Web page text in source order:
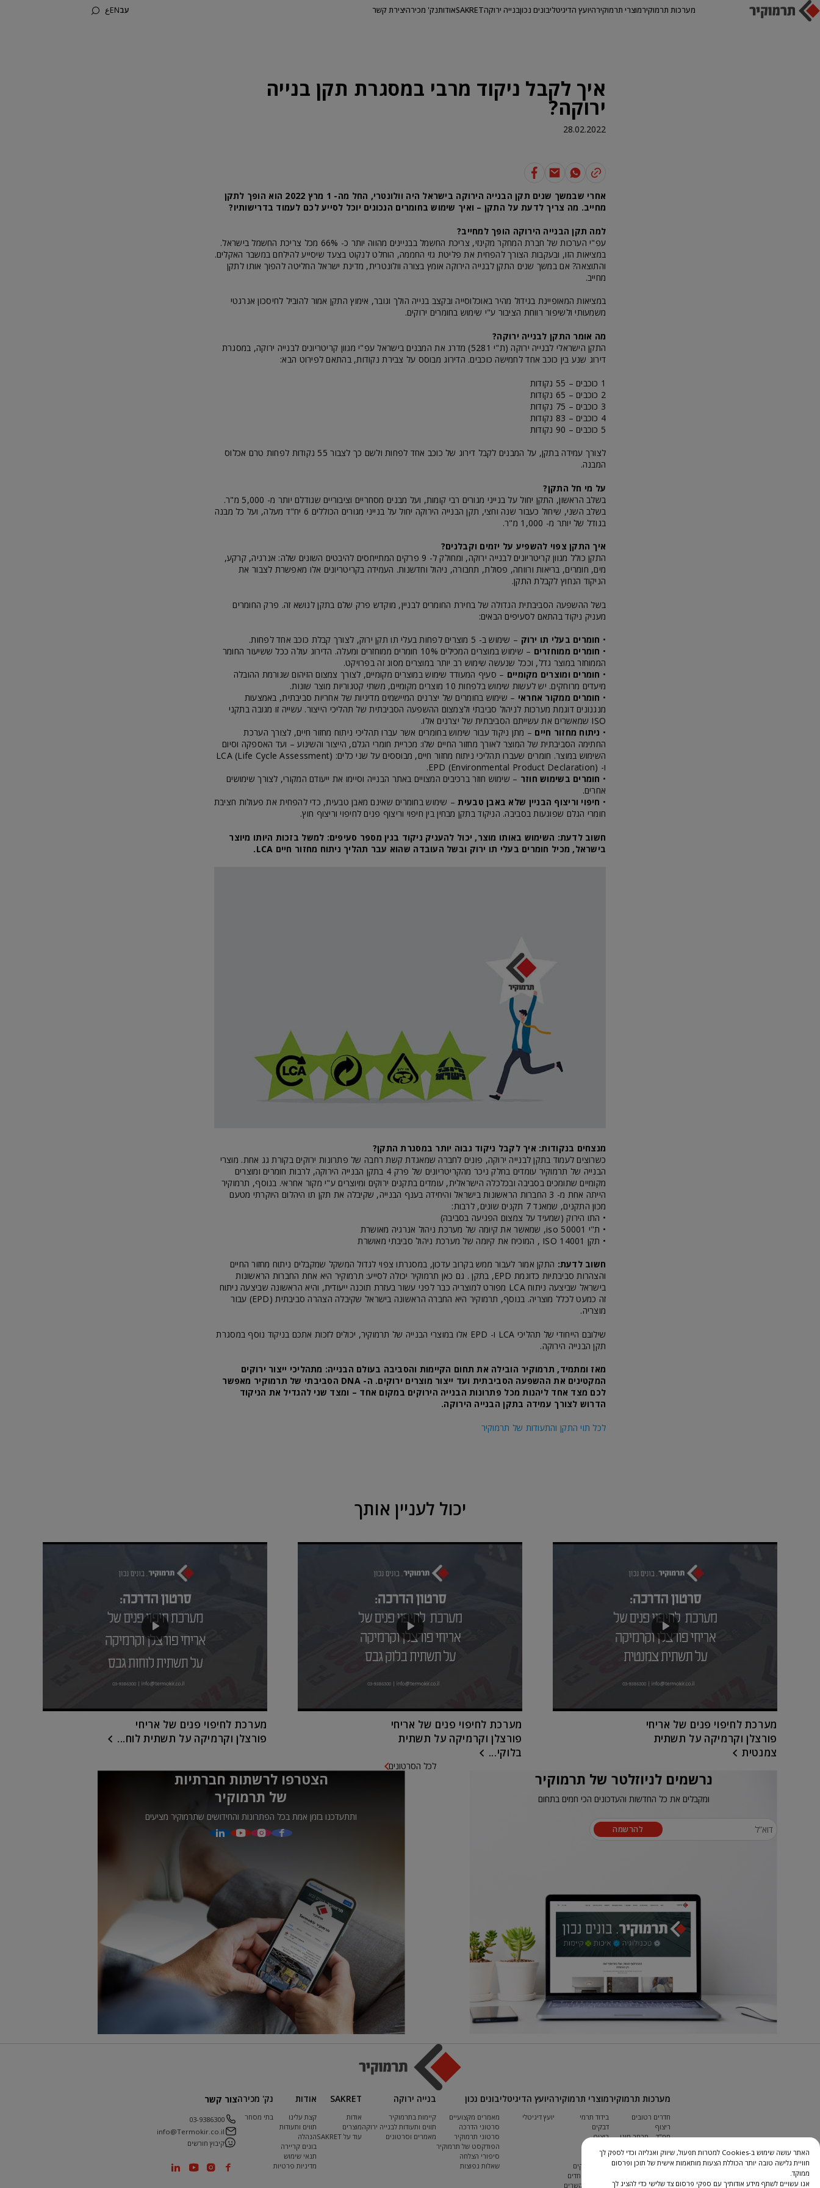
מערכות תרמוקירמוצרי תרמוקירהיועץ הדיגיטליבונים נכוןבנייה ירוקהSAKRETאודותנק' מכירהיצירת קשר עבENع
איך לקבל ניקוד מרבי במסגרת תקן בנייה
ירוקה?
28.02.2022
אחרי שבמשך שנים תקן הבנייה הירוקה בישראל היה וולונטרי, החל מה- 1 מרץ 2022 הוא הופך לתקן
מחייב. מה צריך לדעת על התקן – ואיך שימוש בחומרים הנכונים יוכל לסייע לכם לעמוד בדרישותיו?
למה תקן הבנייה הירוקה הופך למחייב?
עפ"י הערכות של חברת המחקר מקינזי, צריכת החשמל בבניינים מהווה יותר כ- 66% מכל צריכת החשמל בישראל.
במציאות הזו, ובעקבות הצורך להפחית את פליטת גזי החממה, הוחלט לנקוט בצעד שיסייע להילחם במשבר האקלים.
והתוצאה? אם במשך שנים התקן לבנייה הירוקה אומץ בצורה וולונטרית, מדינת ישראל החליטה להפוך אותו לתקן
מחייב.
במציאות המאופיינת בגידול מהיר באוכלוסייה ובקצב בנייה הולך וגובר, אימוץ התקן אמור להוביל לחיסכון אנרגטי
משמעותי ולשיפור רווחת הציבור ע"י שימוש בחומרים ירוקים.
מה אומר התקן לבנייה ירוקה?
התקן הישראלי לבנייה ירוקה (ת"י 5281) מדרג את המבנים בישראל עפ"י מגוון קריטריונים לבנייה ירוקה, במסגרת
דירוג שנע בין כוכב אחד לחמישה כוכבים. הדירוג מבוסס על צבירת נקודות, בהתאם לפירוט הבא:
1 כוכבים – 55 נקודות
2 כוכבים – 65 נקודות
3 כוכבים – 75 נקודות
4 כוכבים – 83 נקודות
5 כוכבים – 90 נקודות
לצורך עמידה בתקן, על המבנים לקבל דירוג של כוכב אחד לפחות ולשם כך לצבור 55 נקודות לפחות טרם אכלוס
המבנה.
על מי חל התקן?
בשלב הראשון, התקן יחול על בנייני מגורים רבי קומות, ועל מבנים מסחריים וציבוריים שגודלם יותר מ- 5,000 מ"ר.
בשלב השני, שיחול כעבור שנה וחצי, תקן הבנייה הירוקה יחול על בנייני מגורים הכוללים 6 יח"ד מעלה, ועל כל מבנה
בגודל של יותר מ- 1,000 מ"ר.
איך התקן צפוי להשפיע על יזמים וקבלנים?
התקן כולל מגוון קריטריונים לבנייה ירוקה, ומחולק ל- 9 פרקים המתייחסים להיבטים השונים שלה: אנרגיה, קרקע,
מים, חומרים, בריאות ורווחה, פסולת, תחבורה, ניהול וחדשנות. העמידה בקריטריונים אלו מאפשרת לצבור את
הניקוד הנחוץ לקבלת התקן.
בשל ההשפעה הסביבתית הגדולה של בחירת החומרים לבניין, מוקדש פרק שלם בתקן לנושא זה. פרק החומרים
מעניק ניקוד בהתאם לסעיפים הבאים:
• חומרים בעלי תו ירוק – שימוש ב- 5 מוצרים לפחות בעלי תו תקן ירוק, לצורך קבלת כוכב אחד לפחות.
• חומרים ממוחזרים
– שימוש במוצרים המכילים 10% חומרים ממוחזרים ומעלה. הדירוג עולה ככל ששיעור החומר
הממוחזר במוצר גדל, וככל שנעשה שימוש רב יותר במוצרים מסוג זה בפרויקט.
• חומרים ומוצרים מקומיים – סעיף המעודד שימוש במוצרים מקומיים, לצורך צמצום הזיהום שגורמת ההובלה
מיעדים מרוחקים. יש לעשות שימוש בלפחות 10 מוצרים מקומיים, משתי קטגוריות מוצר שונות.
• חומרים ממקור אחראי – שימוש בחומרים של יצרנים המיישמים מדיניות של אחריות סביבתית, באמצעות
מנגנונים דוגמת מערכות לניהול סביבתי ולצמצום ההשפעה הסביבתית של תהליכי הייצור. עשייה זו מגובה בתקני
ISO שמאשרים את עשייתם הסביבתית של יצרנים אלו.
• ניתוח מחזור חיים – מתן ניקוד עבור שימוש בחומרים אשר עברו תהליכי ניתוח מחזור חיים, לצורך הערכת
החתימה הסביבתית של המוצר לאורך מחזור החיים שלו: מכריית חומרי הגלם, הייצור והשינוע – ועד האספקה וסיום
השימוש במוצר. חומרים שעברו תהליכי ניתוח מחזור חיים, מבוססים על שני כלים: LCA (Life Cycle Assessment)
ו- EPD (Environmental Product Declaration).
• חומרים בשימוש חוזר – שימוש חוזר ברכיבים המצויים באתר הבנייה וסיימו את ייעודם המקורי, לצורך שימושים
אחרים.
• חיפוי וריצוף הבניין שלא באבן טבעית– שימוש בחומרים שאינם מאבן טבעית, כדי להפחית את פעולות חציבת
חומרי הגלם שפוגעות בסביבה. הניקוד בתקן מבחין בין חיפוי וריצוף פנים לחיפוי וריצוף חוץ.
חשוב לדעת: השימוש באותו מוצר, יכול להעניק ניקוד בגין מספר סעיפים: למשל בזכות היותו מיוצר
בישראל, מכיל חומרים בעלי תו ירוק ובשל העובדה שהוא עבר תהליך ניתוח מחזור חיים LCA.
מנצחים בנקודות: איך לקבל ניקוד גבוה יותר במסגרת התקן?
כשרוצים לעמוד בתקן לבנייה ירוקה, פונים לחברה שמאגדת קשת רחבה של פתרונות ירוקים בקורת גג אחת. מוצרי
הבנייה של תרמוקיר עומדים בחלק ניכר מהקריטריונים של פרק 4 בתקן הבנייה הירוקה, לרבות חומרים ומוצרים
מקומיים שתומכים בסביבה ובכלכלה הישראלית, עומדים בתקנים ירוקים ומיוצרים ע"י מקור אחראי. בנוסף, תרמוקיר
הייתה אחת מ- 3 החברות הראשונות בישראל והיחידה בענף הבנייה, שקיבלה את תקן תו היהלום היוקרתי מטעם
מכון התקנים, שמאגד 7 תקנים שונים, לרבות:
• התו הירוק (שמעיד על צמצום הפגיעה בסביבה)
• ת"י 50001 iso, שמאשר את קיומה של מערכת ניהול אנרגיה מאושרת
• תקן ISO 14001 , המוכיח את קיומה של מערכת ניהול סביבתי מאושרת
חשוב לדעת: התקן אמור לעבור ממש בקרוב עדכון, במסגרתו צפוי לגדול המשקל שמקבלים ניתוח מחזור החיים
והצהרות סביבתיות כדוגמת EPD, בתקן . גם כאן תרמוקיר יכולה לסייע: תרמוקיר היא אחת החברות הראשונות
בישראל שביצעה ניתוח LCA מפורט למוצריה כבר לפני עשור בעזרת תוכנה ייעודית, והיא הראשונה שביצעה ניתוח
זה כמעט לכלל מוצריה. בנוסף, תרמוקיר היא החברה הראשונה בישראל שקיבלה הצהרה סביבתית (EPD) עבור
מוצריה.
שילובם הייחודי של תהליכי LCA ו- EPD אלו במוצרי הבנייה של תרמוקיר, יכולים לזכות אתכם בניקוד נוסף במסגרת
תקן הבנייה הירוקה.
מאז ומתמיד, תרמוקיר הובילה את תחום הקיימות והסביבה בעולם הבנייה: מתהליכי ייצור ירוקים
המקטינים את ההשפעה הסביבתית ועד ייצור מוצרים ירוקים. ה- DNA הסביבתי של תרמוקיר מאפשר
לכם מצד אחד ליהנות מכל פתרונות הבנייה הירוקים במקום אחד – ומצד שני להגדיל את הניקוד
הדרוש לצורך עמידה בתקן הבנייה הירוקה.
לכל תוי התקן והתעודות של תרמוקיר
יכול לעניין אותך
מערכת לחיפוי פנים של אריחי
פורצלן וקרמיקה על תשתית
צמנטית
מערכת לחיפוי פנים של אריחי
פורצלן וקרמיקה על תשתית
בלוקי...
מערכת לחיפוי פנים של אריחי
פורצלן וקרמיקה על תשתית לוח...
לכל הסרטונים
נרשמים לניוזלטר של תרמוקיר
ומקבלים את כל החדשות והעדכונים הכי חמים בתחום
להרשמה
הצטרפו לרשתות חברתיות
של תרמוקיר
ותתעדכנו בזמן אמת בכל הפתרונות והחידושים שתרמוקיר מציעים
מערכות תרמוקיר
חדרים רטובים
ריצוף
ממ"ד – מרחב מוגן
קירות חוץ
קירות פנים
תקרות
מוצרי תרמוקיר
בידוד תרמי
דבקים
ריצוף
טייחים
מילוי מישקים
מלטים מיוחדים
חומרים מקשרים
היועץ הדיגיטלי
יועץ דיגיטלי
בונים נכון
מאמרים מקצועיים
סרטוני הדרכה
סרטוני תרמוקיר
הפודקסט של תרמוקיר
סיפורי הצלחה
שאלות נפוצות
בנייה ירוקה
קיימות בתרמוקיר
תווים ותעודות לבנייה ירוקה
מאמרים וסרטונים
SAKRET
אודות
מוצרים
עוד על SAKRET
אודות
קצת עלינו
תווים ותעודות
הנהלה
בונים קריירה
תנאי שימוש
מדיניות פרטיות
נק' מכירה
בתי מסחר
צור קשר
03-9386300
info@Termokir.co.il
קיבוץ חורשים
האתר עושה שימוש ב-Cookies למטרות תפעול, שיווק ואנליזה וכדי לספק לך
חוויית גלישה טובה יותר הכוללת הצעות מותאמות אישית של תוכן ופרסום
ממוקד.
אנו עשויים לשתף מידע אודותיך עם ספקי פרסום צד שלישי כדי להציג לך